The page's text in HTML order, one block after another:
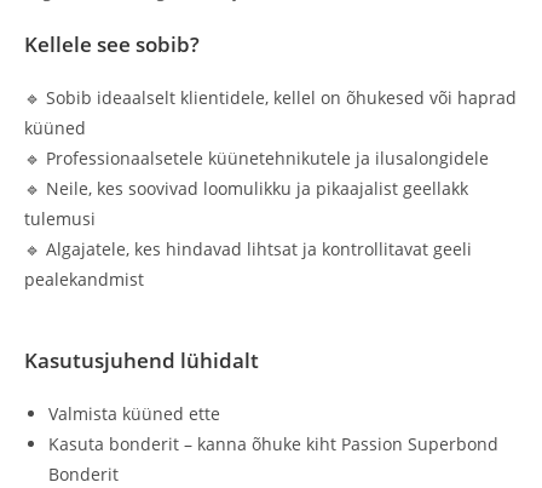
Kellele see sobib?
🔹 Sobib ideaalselt klientidele, kellel on õhukesed või haprad
küüned
🔹 Professionaalsetele küünetehnikutele ja ilusalongidele
🔹 Neile, kes soovivad loomulikku ja pikaajalist geellakk
tulemusi
🔹 Algajatele, kes hindavad lihtsat ja kontrollitavat geeli
pealekandmist
Kasutusjuhend lühidalt
Valmista küüned ette
Kasuta bonderit – kanna õhuke kiht Passion Superbond
Bonderit